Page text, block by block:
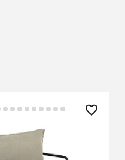
из черной стали